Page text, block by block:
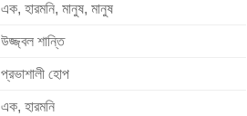
এক, হারমনি, মানুষ, মানুষ
উজ্জ্বল শান্তি
প্রভাশালী হোপ
এক, হারমনি